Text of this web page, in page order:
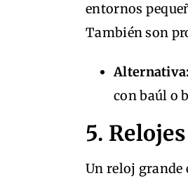
entornos
También son
Alternativa:
con baúl o
5.
Un reloj grande